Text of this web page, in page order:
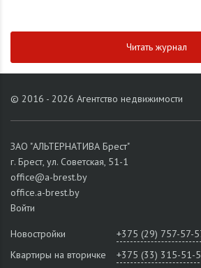
Читать журнал
© 2016 - 2026 Агентство недвижимости
ЗАО "АЛЬТЕРНАТИВА Брест"
г. Брест, ул. Советская, 51-1
office@a-brest.by
office.a-brest.by
Войти
Новостройки
+375 (29) 757-57-
Квартиры на вторичке
+375 (33) 315-51-